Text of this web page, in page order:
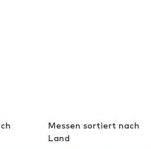
Messen sortiert nach
Land